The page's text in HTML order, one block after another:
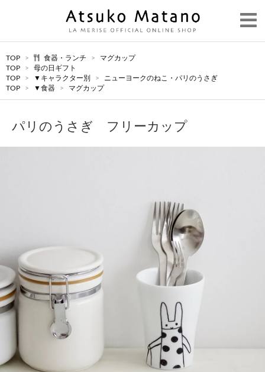
TOP > 食器・ランチ >
マグカップ
TOP
>
母の日ギフト
TOP
> ▼キャラクター別 >
ニューヨークのねこ・パリのうさぎ
TOP
> ▼食器 > マグカップ
パリのうさぎ フリーカップ